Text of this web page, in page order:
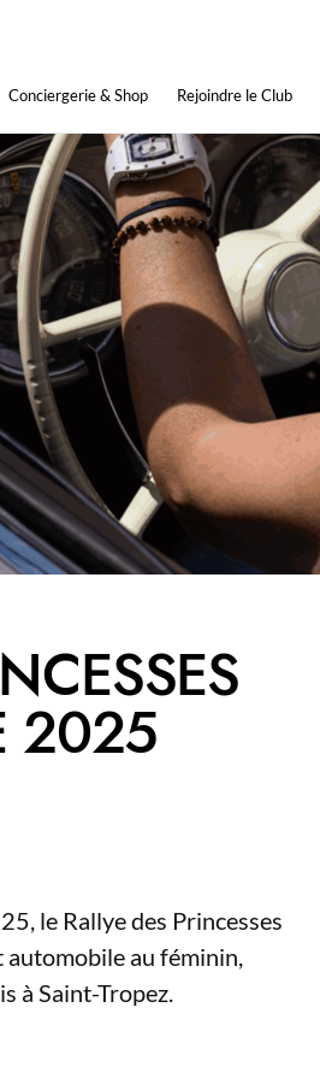
Conciergerie & Shop Rejoindre le Club
2025
le Rallye des Princesses
au féminin,
à Saint-Tropez.